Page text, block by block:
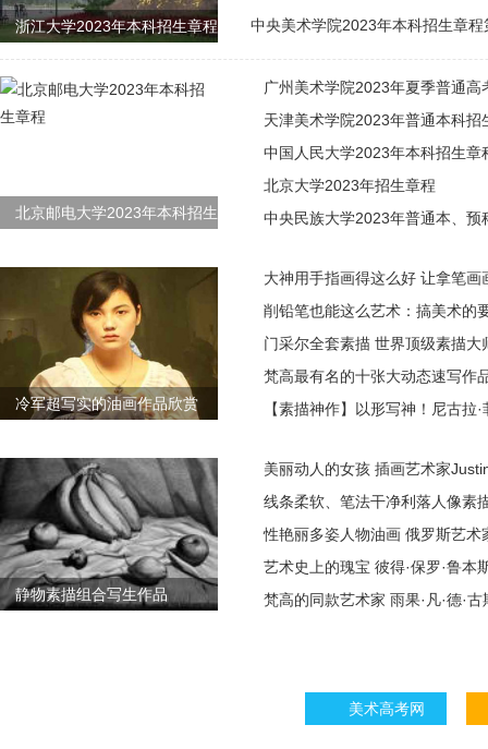
浙江大学2023年本科招生章程
北京邮电大学2023年本科招生
广州美术学院2023年夏季普通高
天津美术学院2023年普通本科招
中国人民大学2023年本科招生章
北京大学2023年招生章程
中央民族大学2023年普通本、预
冷军超写实的油画作品欣赏
大神用手指画得这么好 让拿笔画
削铅笔也能这么艺术：搞美术的
门采尔全套素描 世界顶级素描大
梵高最有名的十张大动态速写作
【素描神作】以形写神！尼古拉
静物素描组合写生作品
美丽动人的女孩 插画艺术家
线条柔软、笔法干净利落人像素
性艳丽多姿人物油画 俄罗斯艺术
艺术史上的瑰宝 彼得·保罗·鲁本
梵高的同款艺术家 雨果·凡·德·
美术高考网